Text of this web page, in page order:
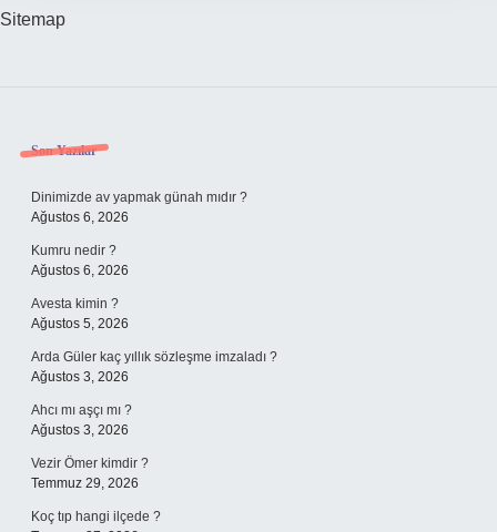
Sitemap
Sidebar
Son Yazılar
Dinimizde av yapmak günah mıdır ?
Ağustos 6, 2026
Kumru nedir ?
Ağustos 6, 2026
Avesta kimin ?
Ağustos 5, 2026
Arda Güler kaç yıllık sözleşme imzaladı ?
Ağustos 3, 2026
Ahcı mı aşçı mı ?
Ağustos 3, 2026
Vezir Ömer kimdir ?
Temmuz 29, 2026
Koç tıp hangi ilçede ?